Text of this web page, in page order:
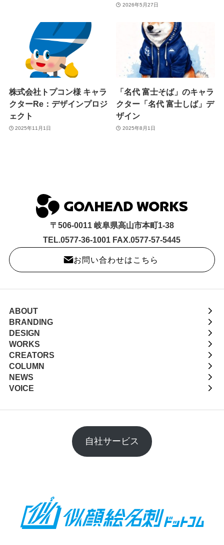
2026年5月27日
株式会社トプコン様 キャラ
クターRe：デザインプロジ
ェクト
2025年11月1日
「名代 富士そば」のキャラ
クター「名代 富士しば」デ
ザイン
2025年8月1日
〒506-0011 岐阜県高山市本町1-38
TEL.0577-36-1001 FAX.0577-57-5445
お問い合わせはこちら
ABOUT
BRANDING
DESIGN
WORKS
CREATORS
COLUMN
NEWS
VOICE
自社サービス